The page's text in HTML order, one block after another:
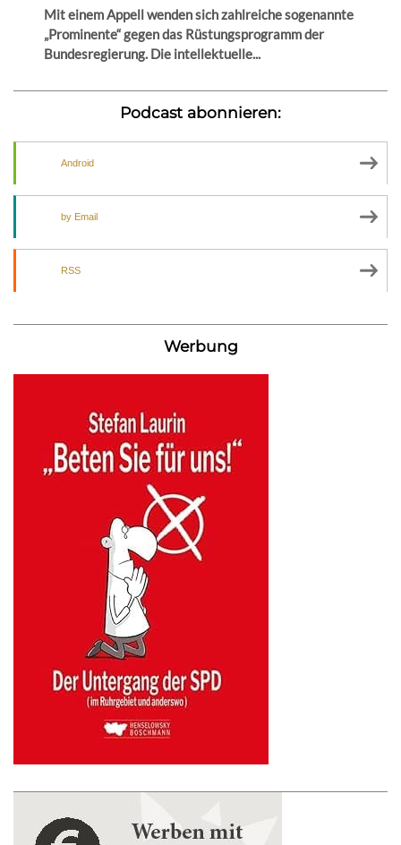
Mit einem Appell wenden sich zahlreiche sogenannte
„Prominente“ gegen das Rüstungsprogramm der
Bundesregierung. Die intellektuelle...
Podcast abonnieren:
Android
by Email
RSS
Werbung